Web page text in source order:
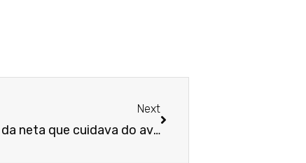
Next
Negado vínculo de emprego da neta que cuidava do avô em Belo Horizonte